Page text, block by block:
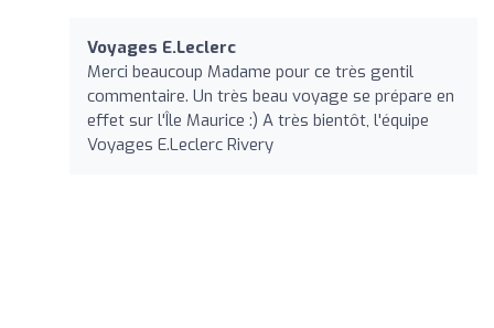
Voyages E.Leclerc
Merci beaucoup Madame pour ce très gentil
commentaire. Un très beau voyage se prépare en
effet sur l'Île Maurice :) A très bientôt, l'équipe
Voyages E.Leclerc Rivery